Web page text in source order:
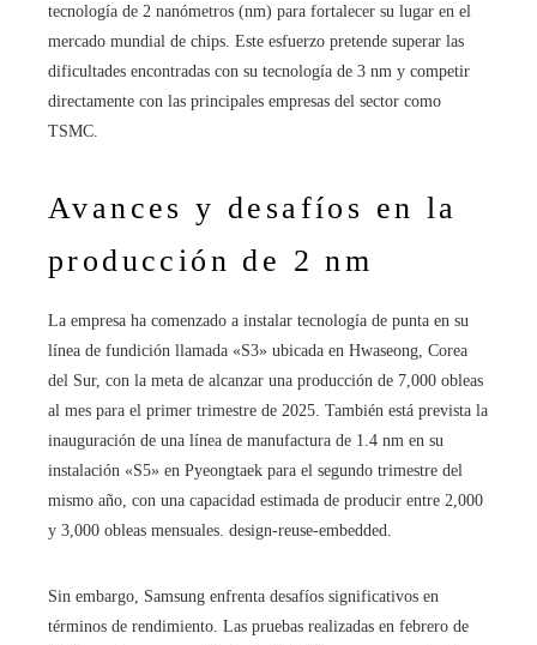
tecnología de 2 nanómetros (nm) para fortalecer su lugar en el
mercado mundial de chips. Este esfuerzo pretende superar las
dificultades encontradas con su tecnología de 3 nm y competir
directamente con las principales empresas del sector como
TSMC.
Avances y desafíos en la
producción de 2 nm
La empresa ha comenzado a instalar tecnología de punta en su
línea de fundición llamada «S3» ubicada en Hwaseong, Corea
del Sur, con la meta de alcanzar una producción de 7,000 obleas
al mes para el primer trimestre de 2025. También está prevista la
inauguración de una línea de manufactura de 1.4 nm en su
instalación «S5» en Pyeongtaek para el segundo trimestre del
mismo año, con una capacidad estimada de producir entre 2,000
y 3,000 obleas mensuales. design-reuse-embedded.
Sin embargo, Samsung enfrenta desafíos significativos en
términos de rendimiento. Las pruebas realizadas en febrero de